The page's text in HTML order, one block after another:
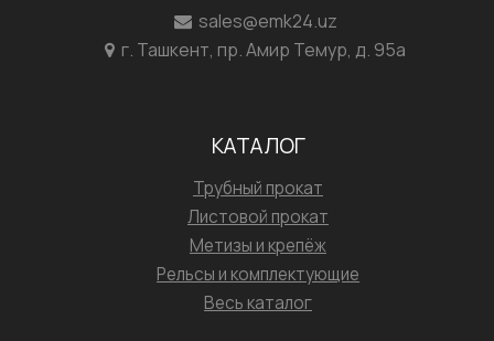
sales@emk24.uz
г. Ташкент, пр. Амир Темур, д. 95а
КАТАЛОГ
Трубный прокат
Листовой прокат
Метизы и крепёж
Рельсы и комплектующие
Весь каталог